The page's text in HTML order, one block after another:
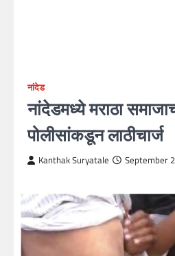
नांदेड
नांदेडमध्ये मराठा
पोलीसांकडून लाठीचार्ज
Kanthak Suryatale September